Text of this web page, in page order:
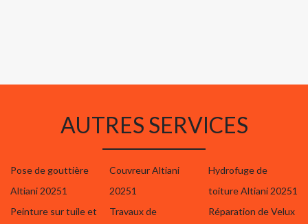
AUTRES SERVICES
Pose de gouttière
Altiani 20251
Peinture sur tuile et
Couvreur Altiani
20251
Travaux de
Hydrofuge de
toiture Altiani 20251
Réparation de Velux